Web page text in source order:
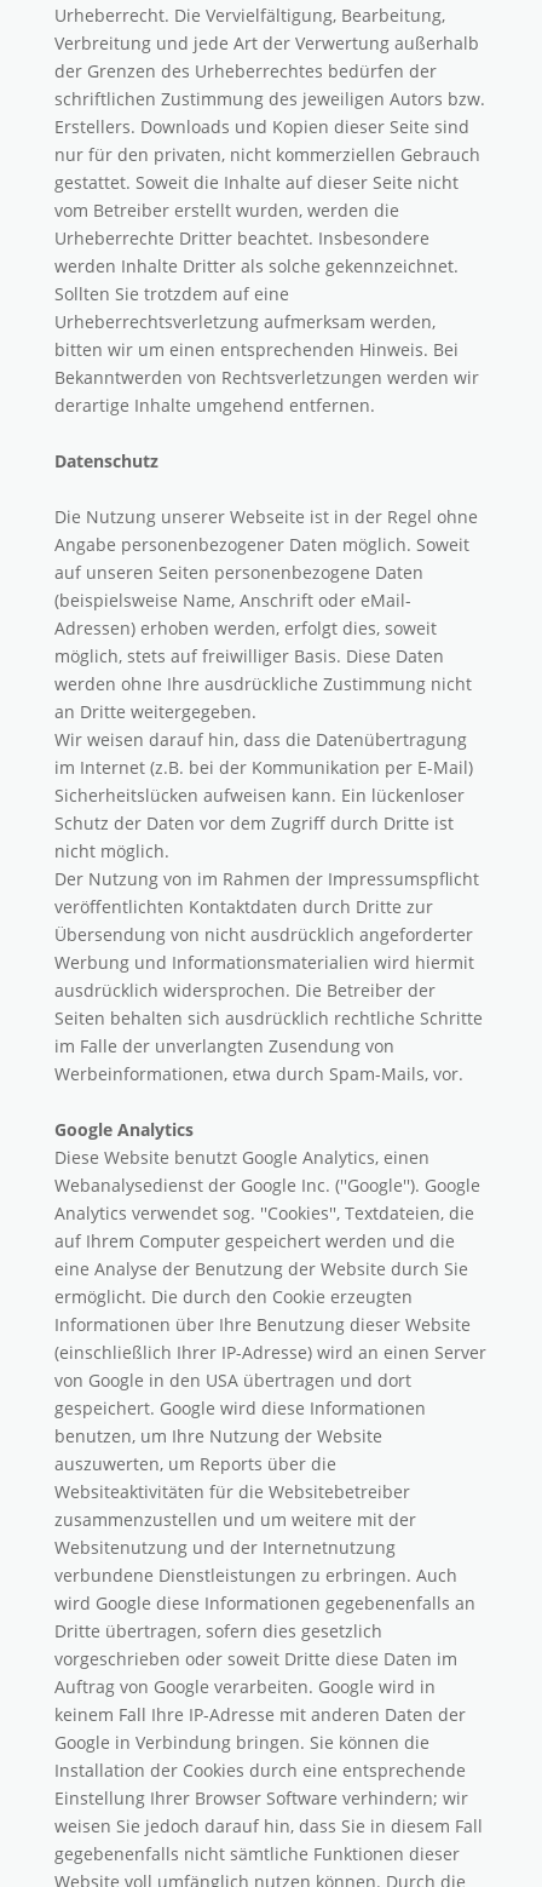
Urheberrecht. Die Vervielfältigung, Bearbeitung,
Verbreitung und jede Art der Verwertung außerhalb
der Grenzen des Urheberrechtes bedürfen der
schriftlichen Zustimmung des jeweiligen Autors bzw.
Erstellers. Downloads und Kopien dieser Seite sind
nur für den privaten, nicht kommerziellen Gebrauch
gestattet. Soweit die Inhalte auf dieser Seite nicht
vom Betreiber erstellt wurden, werden die
Urheberrechte Dritter beachtet. Insbesondere
werden Inhalte Dritter als solche gekennzeichnet.
Sollten Sie trotzdem auf eine
Urheberrechtsverletzung aufmerksam werden,
bitten wir um einen entsprechenden Hinweis. Bei
Bekanntwerden von Rechtsverletzungen werden wir
derartige Inhalte umgehend entfernen.
Datenschutz
Die Nutzung unserer Webseite ist in der Regel ohne
Angabe personenbezogener Daten möglich. Soweit
auf unseren Seiten personenbezogene Daten
(beispielsweise Name, Anschrift oder eMail-
Adressen) erhoben werden, erfolgt dies, soweit
möglich, stets auf freiwilliger Basis. Diese Daten
werden ohne Ihre ausdrückliche Zustimmung nicht
an Dritte weitergegeben.
Wir weisen darauf hin, dass die Datenübertragung
im Internet (z.B. bei der Kommunikation per E-Mail)
Sicherheitslücken aufweisen kann. Ein lückenloser
Schutz der Daten vor dem Zugriff durch Dritte ist
nicht möglich.
Der Nutzung von im Rahmen der Impressumspflicht
veröffentlichten Kontaktdaten durch Dritte zur
Übersendung von nicht ausdrücklich angeforderter
Werbung und Informationsmaterialien wird hiermit
ausdrücklich widersprochen. Die Betreiber der
Seiten behalten sich ausdrücklich rechtliche Schritte
im Falle der unverlangten Zusendung von
Werbeinformationen, etwa durch Spam-Mails, vor.
Google Analytics
Diese Website benutzt Google Analytics, einen
Webanalysedienst der Google Inc. (''Google''). Google
Analytics verwendet sog. ''Cookies'', Textdateien, die
auf Ihrem Computer gespeichert werden und die
eine Analyse der Benutzung der Website durch Sie
ermöglicht. Die durch den Cookie erzeugten
Informationen über Ihre Benutzung dieser Website
(einschließlich Ihrer IP-Adresse) wird an einen Server
von Google in den USA übertragen und dort
gespeichert. Google wird diese Informationen
benutzen, um Ihre Nutzung der Website
auszuwerten, um Reports über die
Websiteaktivitäten für die Websitebetreiber
zusammenzustellen und um weitere mit der
Websitenutzung und der Internetnutzung
verbundene Dienstleistungen zu erbringen. Auch
wird Google diese Informationen gegebenenfalls an
Dritte übertragen, sofern dies gesetzlich
vorgeschrieben oder soweit Dritte diese Daten im
Auftrag von Google verarbeiten. Google wird in
keinem Fall Ihre IP-Adresse mit anderen Daten der
Google in Verbindung bringen. Sie können die
Installation der Cookies durch eine entsprechende
Einstellung Ihrer Browser Software verhindern; wir
weisen Sie jedoch darauf hin, dass Sie in diesem Fall
gegebenenfalls nicht sämtliche Funktionen dieser
Website voll umfänglich nutzen können. Durch die